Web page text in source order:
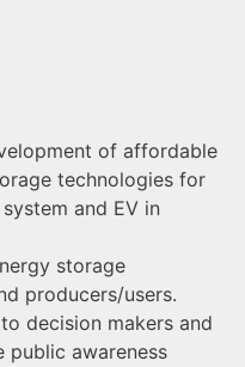
of affordable
technologies for
and EV in
storage
producers/users.
decision makers and
public awareness